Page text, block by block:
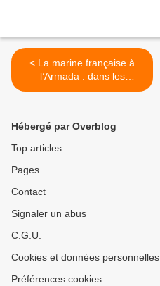
< La marine française à
l’Armada : dans les
coulisses du Monge à la
Hébergé par Overblog
Top articles
Pages
Contact
Signaler un abus
C.G.U.
Cookies et données personnelles
Préférences cookies